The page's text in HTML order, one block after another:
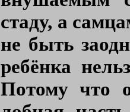
стаду, а
не быть
ребёнка
Потому что